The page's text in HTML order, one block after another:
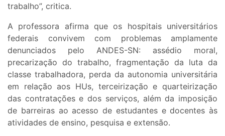
trabalho”, critica.
A professora afirma que os hospitais universitários
federais convivem com problemas amplamente
denunciados pelo ANDES-SN: assédio moral,
precarização do trabalho, fragmentação da luta da
classe trabalhadora, perda da autonomia universitária
em relação aos HUs, terceirização e quarteirização
das contratações e dos serviços, além da imposição
de barreiras ao acesso de estudantes e docentes às
atividades de ensino, pesquisa e extensão.